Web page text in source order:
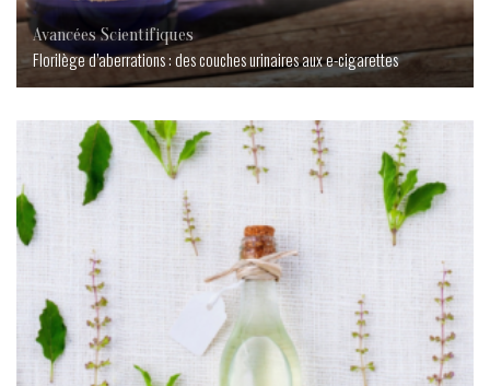
Avancées Scientifiques
Florilège d’aberrations : des couches urinaires aux e-cigarettes